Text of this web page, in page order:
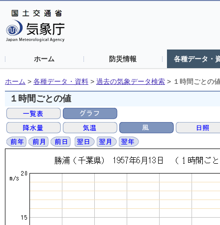
ホーム 防災情報 各種データ・
ホーム > 各種データ・資料 > 過去の気象データ検索 > １時間ごとの
１時間ごとの値